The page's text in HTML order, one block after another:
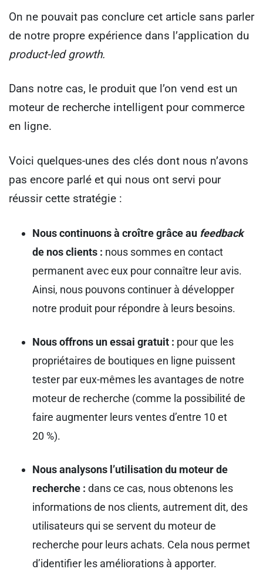
On ne pouvait pas conclure cet article sans parler
de notre propre expérience dans l’application du
product-led growth.
Dans notre cas, le produit que l’on vend est un
moteur de recherche intelligent pour commerce
en ligne.
Voici quelques-unes des clés dont nous n’avons
pas encore parlé et qui nous ont servi pour
réussir cette stratégie :
Nous continuons à croître grâce au feedback
de nos clients : nous sommes en contact
permanent avec eux pour connaître leur avis.
Ainsi, nous pouvons continuer à développer
notre produit pour répondre à leurs besoins.
Nous offrons un essai gratuit : pour que les
propriétaires de boutiques en ligne puissent
tester par eux-mêmes les avantages de notre
moteur de recherche (comme la possibilité de
faire augmenter leurs ventes d’entre 10 et
20 %).
Nous analysons l’utilisation du moteur de
recherche : dans ce cas, nous obtenons les
informations de nos clients, autrement dit, des
utilisateurs qui se servent du moteur de
recherche pour leurs achats. Cela nous permet
d’identifier les améliorations à apporter.